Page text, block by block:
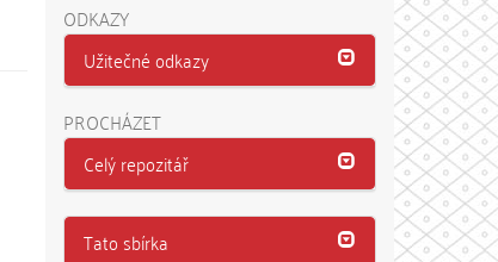
ODKAZY
Užitečné odkazy
PROCHÁZET
Celý repozitář
Tato sbírka